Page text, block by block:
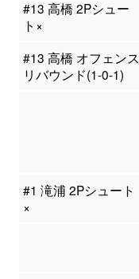
#13 高橋 2Pシュー
ト×
#13 高橋 オフェンス
リバウンド(1-0-1)
#1 滝浦 2Pシュート
×